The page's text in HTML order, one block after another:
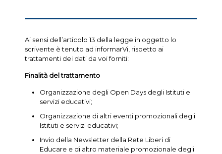
Ai sensi dell’articolo 13 della legge in oggetto lo
scrivente è tenuto ad informarVi, rispetto ai
trattamenti dei dati da voi forniti:
Finalità del trattamento
Organizzazione degli Open Days degli Istituti e
servizi educativi;
Organizzazione di altri eventi promozionali degli
Istituti e servizi educativi;
Invio della Newsletter della Rete Liberi di
Educare e di altro materiale promozionale degli